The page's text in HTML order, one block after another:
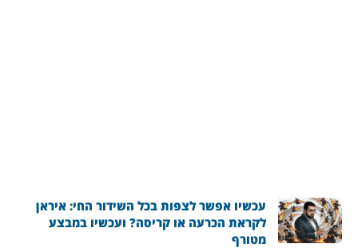
עכשיו אפשר לצפות בכל השידור החי: איראן
לקראת הכרעה או קריסה? ועכשיו במבצע
מטורף